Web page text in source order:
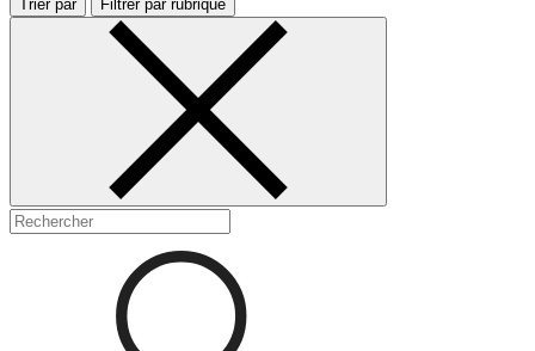
Trier par Filtrer par rubrique